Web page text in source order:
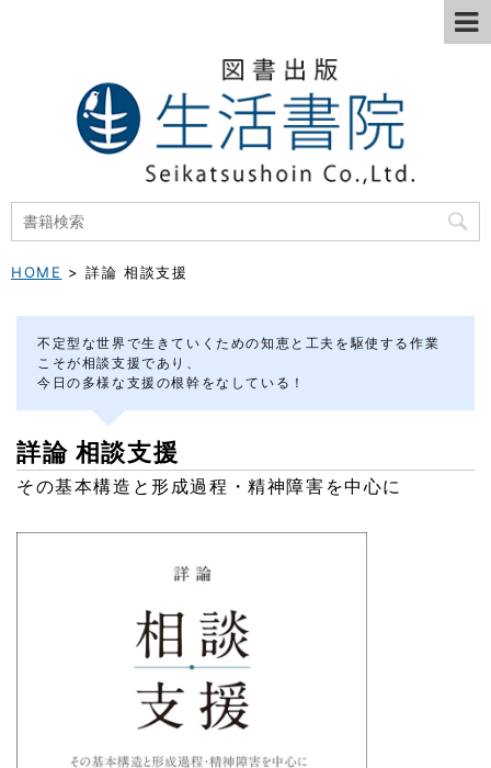
HOME >詳論 相談支援
不定型な世界で生きていくための知恵と工夫を駆使する作業
こそが相談支援であり、
今日の多様な支援の根幹をなしている！
詳論 相談支援
その基本構造と形成過程・精神障害を中心に